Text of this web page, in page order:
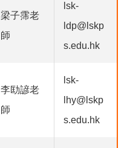
梁子霈老
師
lsk-
ldp@lskp
s.edu.hk
李劻諺老
師
lsk-
lhy@lskp
s.edu.hk